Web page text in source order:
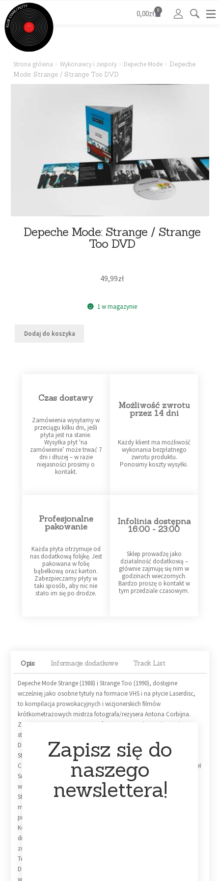
0,00zł 0
Strona główna Wykonawcy i zespoły Depeche Mode
Depeche
Mode: Strange / Strange Too DVD
Depeche Mode: Strange / Strange
Too DVD
49,99zł
1 w magazynie
Dodaj do koszyka
Czas dostawy
Zamówienia wysyłamy w
przeciągu kilku dni, jeśli
płyta jest na stanie.
Wysyłka płyt 'na
zamówienie’ może trwać 7
dni i dłużej – w razie
niejasności prosimy o
kontakt.
Możliwość zwrotu
przez 14 dni
Każdy klient ma możliwość
wykonania bezpłatnego
zwrotu produktu.
Ponosimy koszty wysyłki.
Profesjonalne
pakowanie
Każda płyta otrzymuje od
nas dodatkową folijkę. Jest
pakowana w folię
bąbelkową oraz karton.
Zabezpieczamy płyty w
taki sposób, aby nic nie
stało im się po drodze.
Infolinia dostępna
16:00 - 23:00
Sklep prowadzę jako
działalność dodatkową –
głównie zajmuję się nim w
godzinach wieczornych.
Bardzo proszę o kontakt w
tym przedziale czasowym.
Opis Informacje dodatkowe Track List
Depeche Mode Strange (1988) i Strange Too (1990), dostępne
wcześniej jako osobne tytuły na formacie VHS i na płycie Laserdisc,
to kompilacja prowokacyjnych i wizjonerskich filmów
krótkometrażowych mistrza fotografa/reżysera Antona Corbijna.
Zostały one stworzone we współpracy z Depeche Mode w celu
stworzenia nowej wizualnej ikonografii zespołu i ich muzyki.
Dostępny po raz pierwszy w konfiguracjach DVD i Blu-ray,
Strange/Strange Too prezentuje 11 filmów muzycznych Antona
Corbijna/Depeche Mode, nowo odtworzonych z oryginalnych źródeł
Super 8 mm, wraz z sześcioma wcześniej niepublikowanymi
winietami z archiwów DM. Tworząc ostateczne wersje Strange i
Strange Too, Corbijn stworzył porządek, w którym każdy teledysk
mógł być postrzegany jako spójny film, zawierający dodatkowe
przerywniki filmowe, których nie było w oryginalnych klipach.
Konfiguracje DVD i Blu-ray Strange/Strange Too są dostępne w
digipacku z 16-stronicową książeczką w kształcie harmonijki ze
zdjęciami i nowymi notatkami napisanymi przez Antona Corbijna.
Tekst z Consequence.net:
Depeche Mode wypuszcza Strange/Strange Too , zbiór teledysków
wyreżyserowanych przez Antona Corbijna , na DVD i Blu-ray po raz
Zapisz się do
naszego
newslettera!